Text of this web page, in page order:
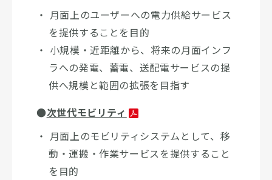
月面上のユーザーへの電力供給サービス
を提供することを目的
小規模・近距離から、将来の月面インフ
ラへの発電、蓄電、送配電サービスの提
供へ規模と範囲の拡張を目指す
●次世代モビリティ
月面上のモビリティシステムとして、移
動・運搬・作業サービスを提供すること
を目的